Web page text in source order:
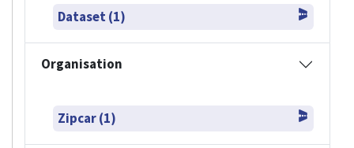
Dataset (1)
Organisation
Zipcar (1)